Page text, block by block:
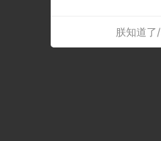
朕知道了